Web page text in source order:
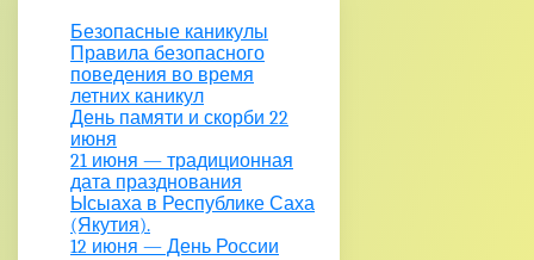
Безопасные каникулы
Правила безопасного
поведения во время
летних каникул
День памяти и скорби 22
июня
21 июня — традиционная
дата празднования
Ысыаха в Республике Саха
(Якутия).
12 июня — День России